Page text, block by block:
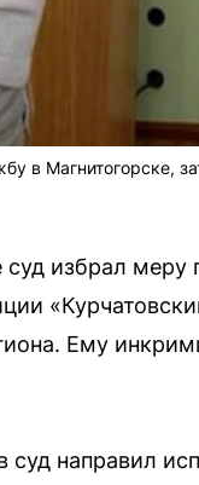
в Магнитогорске,
избрал меру
Ему
суд направил